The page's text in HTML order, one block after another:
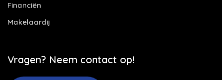
Financiën
Makelaardij
Vragen? Neem contact op!